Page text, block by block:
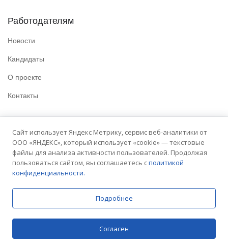
Работодателям
Новости
Кандидаты
О проекте
Контакты
Политика конфиденциальности
Условия использования
Сайт университета
© 2025 Embit. Все права защищены.
Сайт использует Яндекс Метрику, сервис веб-аналитики от
ООО «ЯНДЕКС», который использует «cookie» — текстовые
файлы для анализа активности пользователей. Продолжая
пользоваться сайтом, вы соглашаетесь сполитикой
конфиденциальности.
Подробнее
Согласен